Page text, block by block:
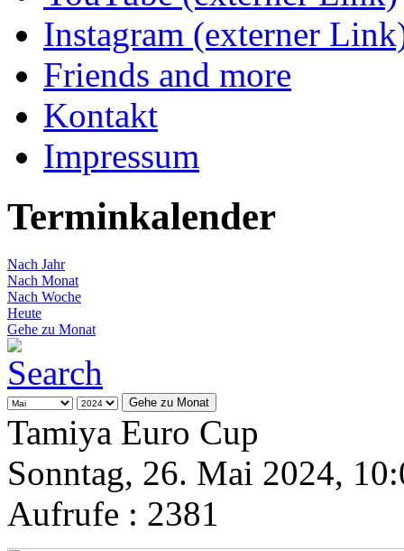
Instagram (externer
Friends and more
Kontakt
Impressum
Terminkalender
Nach Jahr
Nach Monat
Nach Woche
Heute
Gehe zu Monat
Gehe zu Monat
Tamiya Euro Cup
Sonntag, 26. Mai 2024,
Aufrufe : 2381